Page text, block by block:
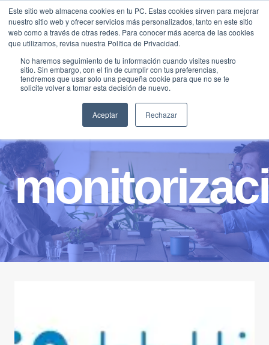
Este sitio web almacena cookies en tu PC. Estas cookies sirven para mejorar
nuestro sitio web y ofrecer servicios más personalizados, tanto en este sitio
web como a través de otras redes. Para conocer más acerca de las cookies
que utilizamos, revisa nuestra Política de Privacidad.
No haremos seguimiento de tu información cuando visites nuestro
sitio. Sin embargo, con el fin de cumplir con tus preferencias,
tendremos que usar solo una pequeña cookie para que no se te
solicite volver a tomar esta decisión de nuevo.
Aceptar Rechazar
Saltar
contenido
Traducir »